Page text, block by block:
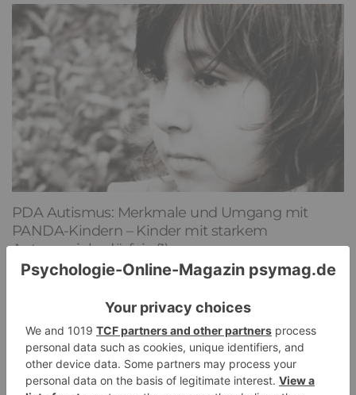
PDA Autismus: Merkmale und Umgang mit
PANDA-Kindern – Kinder mit starkem
Autonomiebedürfnis (1)
9. Juli 2026 0
NEUESTE KOMMENTARE
Renate B. zu
Verbale Angriffe abwehren: Psychologische Tipps für
ruhige Antworten